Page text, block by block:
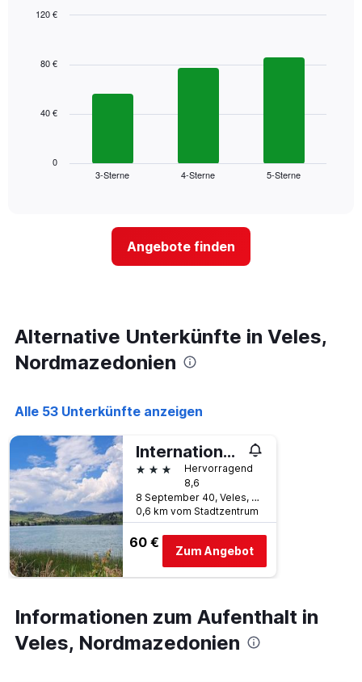
with
Das
zeigt
Tagen,
aggregiert
nach
Diagramm
1
X-
Achse,
die
die
Hotelkategorien
nach
Sternen
anzeigt
Das
hat
1
Y-
Achse,
3-Sterne 4-Sterne 5-Sterne
0
40 €
80 €
120 €
Angebote finden
Alternative Unterkünfte in Veles,
Nordmazedonien
Alle 53 Unterkünfte anzeigen
International Palace
3 SterneHervorragend
8,6
8 September 40, Veles, Nordmazedonien
0,6 km vom Stadtzentrum
60 €
Zum Angebot
Informationen zum Aufenthalt in
Veles, Nordmazedonien